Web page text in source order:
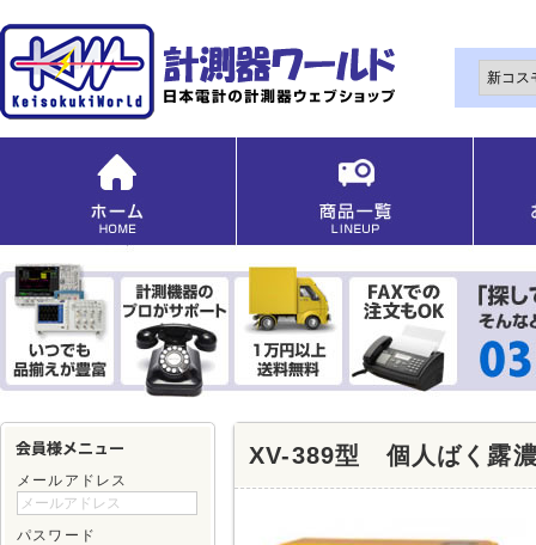
メールアドレス
パスワード
XV-389型 個人ばく露